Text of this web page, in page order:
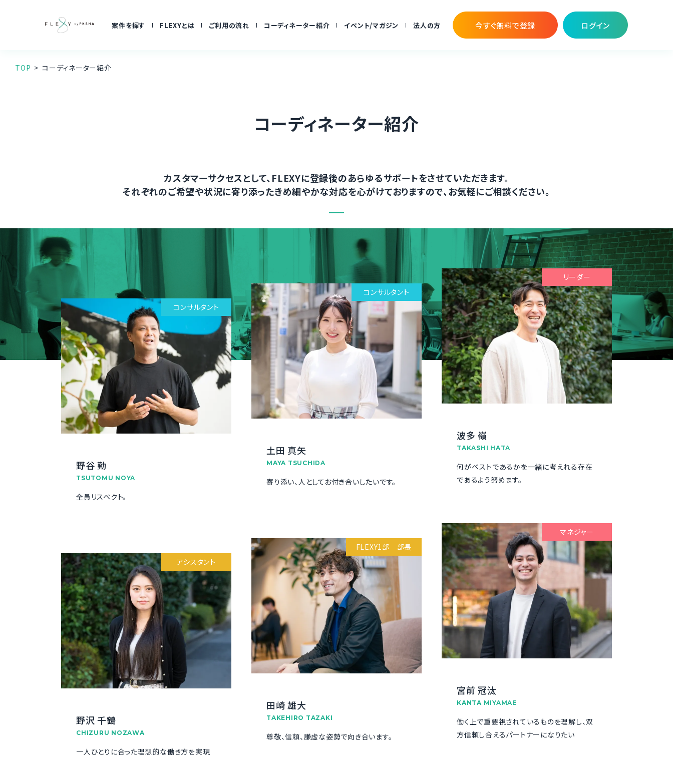
案件を探す FLEXYとは ご利用の流れ コーディネーター紹介 イベント/マガジン 法人の方 今すぐ無料で登録 ログイン
TOP コーディネーター紹介
コーディネーター紹介
カスタマーサクセスとして、FLEXYに登録後のあらゆるサポートをさせていただきます。
それぞれのご希望や状況に寄り添ったきめ細やかな対応を心がけておりますので、お気軽にご相談ください。
コンサルタント
野谷 勤
TSUTOMU NOYA
全員リスペクト。
コンサルタント
土田 真矢
MAYA TSUCHIDA
寄り添い、人としてお付き合いしたいです。
リーダー
波多 嶺
TAKASHI HATA
何がベストであるかを一緒に考えれる存在
であるよう努めます。
アシスタント
野沢 千鶴
CHIZURU NOZAWA
一人ひとりに合った理想的な働き方を実現
FLEXY1部 部長
田崎 雄大
TAKEHIRO TAZAKI
尊敬、信頼、謙虚な姿勢で向き合います。
マネジャー
宮前 冠汰
KANTA MIYAMAE
働く上で重要視されているものを理解し、双
方信頼し合えるパートナーになりたい